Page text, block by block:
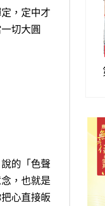
，定中才
切大圓
的「色聲
，也就是
心直接皈